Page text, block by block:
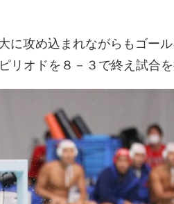
に攻め込まれながらもゴー
オドを８－３で終え試合を